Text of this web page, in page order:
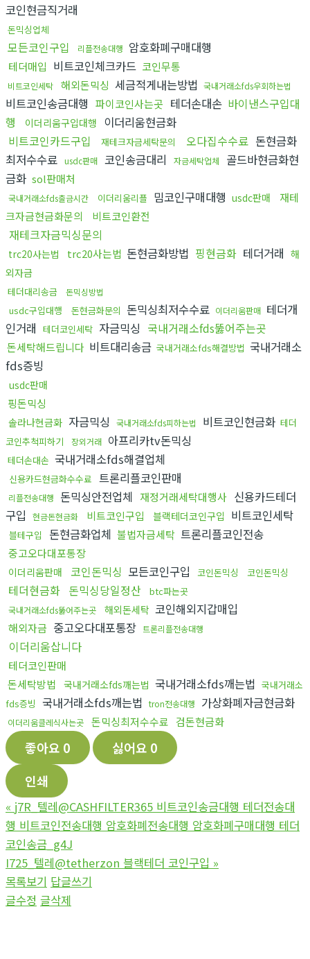
코인현금직거래
돈믹싱업체
모든코인구입 리플전송대행 암호화폐구매대행
테더매입 비트코인체크카드 코인무통
비트코인세탁 해외돈믹싱 세금적게내는방법 국내거래소fds우회하는법
비트코인송금대행 파이코인사는곳 테더손대손 바이낸스구입대
행
이더리움구입대행 이더리움현금화
비트코인카드구입
재테크자금세탁문의 오다집수수료 돈현금화
최저수수료 usdc판매 코인송금대리 자금세탁업체
골드바현금화현
금화 sol판매처
국내거래소fds출금시간 이더리움리플 밈코인구매대행 usdc판매
재테
크자금현금화문의
비트코인환전
재테크자금믹싱문의
trc20사는법 trc20사는법 돈현금화방법 핑현금화 테더거래 해
외자금
테더대리송금 돈믹싱방법
usdc구입대행 돈현금화문의 돈믹싱최저수수료 이더리움판매 테더개
인거래 테더코인세탁 자금믹싱 국내거래소fds뚫어주는곳
돈세탁해드립니다 비트대리송금 국내거래소fds해결방법 국내거래소
fds증빙
usdc판매
핑돈믹싱
솔라나현금화 자금믹싱 국내거래소fds피하는법 비트코인현금화 테더
코인추척피하기
장외거래 아프리카tv돈믹싱
테더손대손 국내거래소fds해결업체
신용카드현금화수수료 트론리플코인판매
리플전송대행 돈믹싱안전업체 재정거래세탁대행사 신용카드테더
구입
현금돈현금화 비트코인구입 블랙테더코인구입 비트코인세탁
블테구입 돈현금화업체 불법자금세탁 트론리플코인전송
중고오다대포통장
이더리움판매 코인돈믹싱 모든코인구입 코인돈믹싱 코인돈믹싱
테더현금화 돈믹싱당일정산 btc파는곳
국내거래소fds뚫어주는곳 해외돈세탁 코인해외지갑매입
해외자금 중고오다대포통장 트론리플전송대행
이더리움삽니다
테더코인판매
돈세탁방법 국내거래소fds깨는법 국내거래소fds깨는법 국내거래소
fds증빙 국내거래소fds깨는법 tron전송대행 가상화폐자금현금화
이더리움클레식사는곳 돈믹싱최저수수료 검돈현금화
좋아요 0 싫어요 0
인쇄
« j7R_텔레@CASHFILTER365 비트코인송금대행 테더전송대
행 비트코인전송대행 암호화폐전송대행 암호화폐구매대행 테더
코인송금_g4J
I725_텔레@tetherzon 블랙테더 코인구입 »
목록보기 답글쓰기
글수정 글삭제